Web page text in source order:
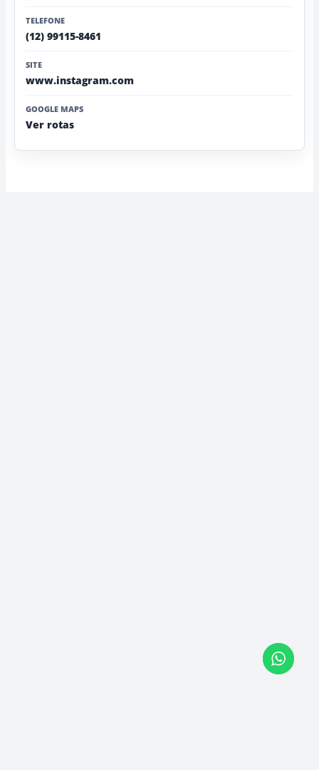
TELEFONE
(12) 99115-8461
SITE
www.instagram.com
GOOGLE MAPS
Ver rotas